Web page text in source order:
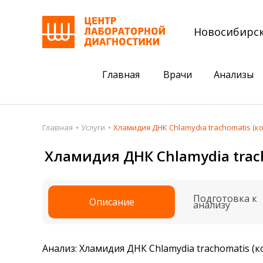
Главная Врачи Анализы
Пациентам
Акции
Подготовка к анализам
Получить результаты
Налоговый вычет
Акции
Комплексный
Сдать клеща на
Главная Услуги Хламидия ДНК Chlamydia trachomatis
Хламидия ДНК Chlamydia
Описание Подготовка к
анализу
Анализ: Хламидия ДНК Chlamydia trachomatis